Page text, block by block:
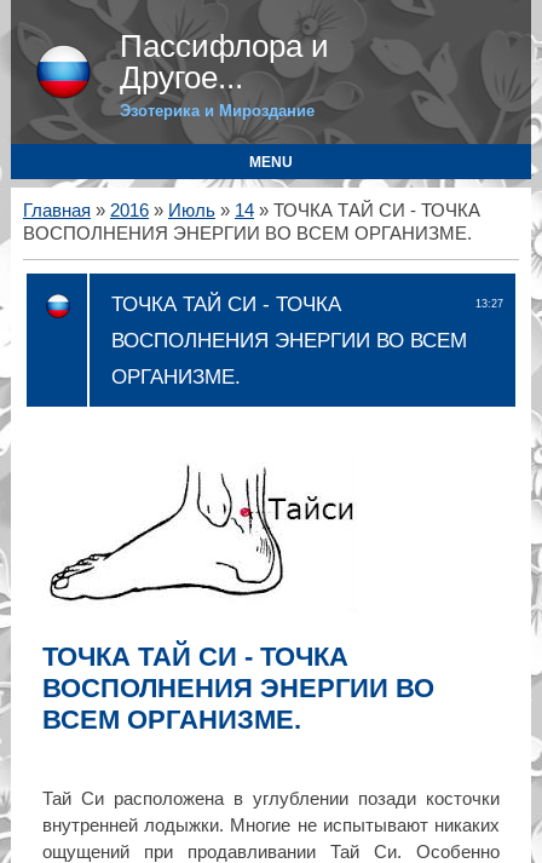
Пассифлора и
Другое...
Эзотерика и Мироздание
MENU
Главная » 2016 » Июль » 14» ТОЧКА ТАЙ СИ - ТОЧКА
ВОСПОЛНЕНИЯ ЭНЕРГИИ ВО ВСЕМ ОРГАНИЗМЕ.
13:27
ТОЧКА ТАЙ СИ - ТОЧКА
ВОСПОЛНЕНИЯ ЭНЕРГИИ ВО ВСЕМ
ОРГАНИЗМЕ.
ТОЧКА ТАЙ СИ - ТОЧКА
ВОСПОЛНЕНИЯ ЭНЕРГИИ ВО
ВСЕМ ОРГАНИЗМЕ.
Тай Си расположена в углублении позади косточки
внутренней лодыжки. Многие не испытывают никаких
ощущений при продавливании Тай Си. Особенно